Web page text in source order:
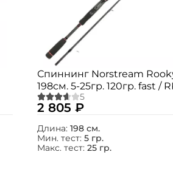
Спиннинг Norstream
198см. 5-25гр. 120гр. fast /
662M
2 805 ₽
Длина: 198 см.
Мин. тест: 5 гр.
Макс. тест: 25 гр.